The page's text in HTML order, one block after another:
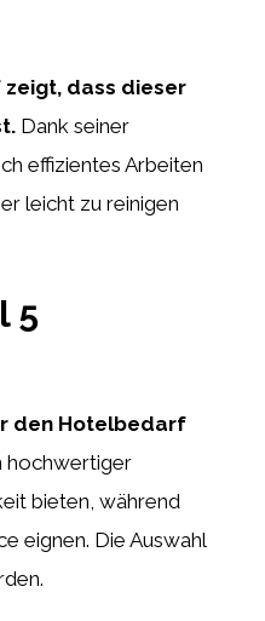
dass dieser
Dank seiner
effizientes Arbeiten
leicht zu reinigen
5
den Hotelbedarf
hochwertiger
bieten, während
eignen. Die Auswahl